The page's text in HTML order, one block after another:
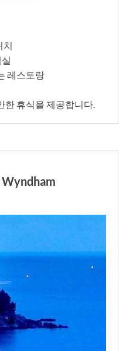
치
레스토랑
한 휴식을 제공합니다.
Wyndham